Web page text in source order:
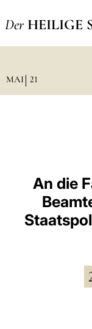
Der HEILIGE
MAI 21
An die